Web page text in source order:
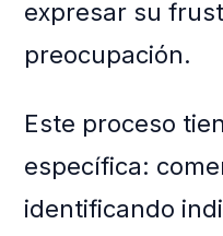
expresar su
preocupación.
Este proceso
específica:
identificando